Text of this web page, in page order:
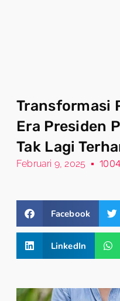
Transformasi
Era Presiden
Tak Lagi
Februari 9, 2025
Facebook
LinkedIn